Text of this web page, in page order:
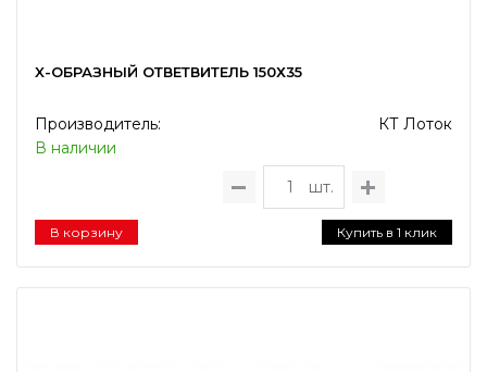
X-ОБРАЗНЫЙ ОТВЕТВИТЕЛЬ 150Х35
Производитель:
КТ Лоток
В наличии
шт.
В корзину Купить в 1 клик